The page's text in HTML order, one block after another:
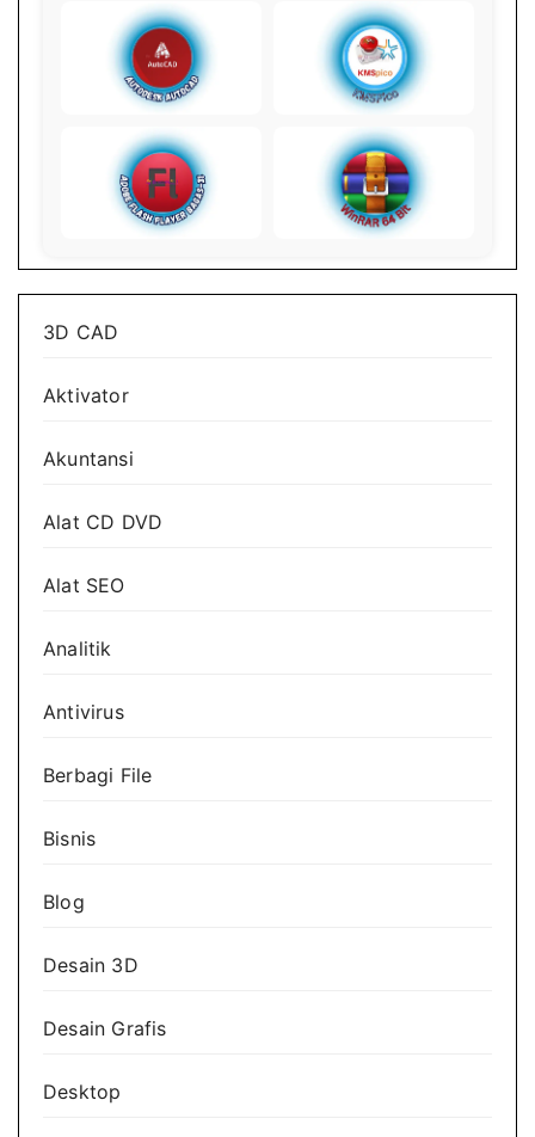
3D CAD
Aktivator
Akuntansi
Alat CD DVD
Alat SEO
Analitik
Antivirus
Berbagi File
Bisnis
Blog
Desain 3D
Desain Grafis
Desktop